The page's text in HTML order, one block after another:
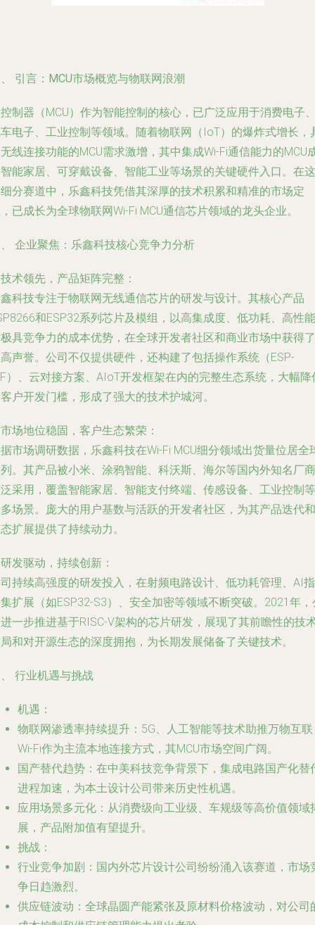
引言：MCU市场概览与物联网浪潮
制器（MCU）作为智能控制的核心，已广泛应用于消费电子
电子、工业控制等领域。随着物联网（IoT）的爆炸式增长，
线连接功能的MCU需求激增，其中集成Wi-Fi通信能力的MCU
能家居、可穿戴设备、智能工业等场景的关键硬件入口。在这
分赛道中，乐鑫科技凭借其深厚的技术积累和精准的市场定
已成长为全球物联网Wi-Fi MCU通信芯片领域的龙头企业。
企业聚焦：乐鑫科技核心竞争力分析
技术领先，产品矩阵完整 ：
科技专注于物联网无线通信芯片的研发与设计。其核心产品
和ESP32系列芯片及模组，以高集成度、低功耗、高性能
具竞争力的成本优势，在全球开发者社区和商业市场中获得了
声誉。公司不仅提供硬件，还构建了包括操作系统（ESP-
）、云对接方案、AIoT开发框架在内的完整生态系统，大幅降
户开发门槛，形成了强大的技术护城河。
市场地位稳固，客户生态繁荣 ：
市场调研数据，乐鑫科技在Wi-Fi MCU细分领域出货量位居全
。其产品被小米、涂鸦智能、科沃斯、海尔等国内外知名厂商
采用，覆盖智能家居、智能支付终端、传感设备、工业控制等
场景。庞大的用户基数与活跃的开发者社区，为其产品迭代和
扩展提供了持续动力。
研发驱动，持续创新 ：
持续高强度的研发投入，在射频电路设计、低功耗管理、AI指
扩展（如ESP32-S3）、安全加密等领域不断突破。2021年，
一步推进基于RISC-V架构的芯片研发，展现了其前瞻性的技
和对开源生态的深度拥抱，为长期发展储备了关键技术。
行业机遇与挑战
机遇 ：
物联网渗透率持续提升 ：5G、人工智能等技术助推万物互
Wi-Fi作为主流本地连接方式，其MCU市场空间广阔。
国产替代趋势 ：在中美科技竞争背景下，集成电路国产化替
进程加速，为本土设计公司带来历史性机遇。
应用场景多元化 ：从消费级向工业级、车规级等高价值领域
展，产品附加值有望提升。
挑战 ：
行业竞争加剧 ：国内外芯片设计公司纷纷涌入该赛道，市场
争日趋激烈。
供应链波动 ：全球晶圆产能紧张及原材料价格波动，对公司